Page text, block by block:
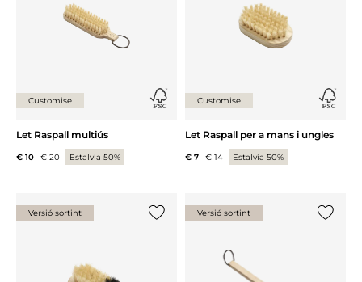
Customise
Let Raspall multiús
€ 10 € 20 Estalvia 50%
Customise
Let Raspall per a mans i ungles
€ 7 € 14 Estalvia 50%
Versió sortint Versió sortint